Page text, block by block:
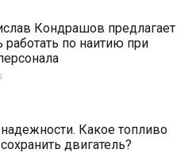
Кондрашов предлагает
работать по наитию при
Какое топливо
двигатель?